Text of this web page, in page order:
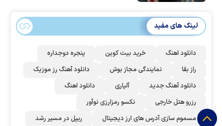
لینک های مفید
دانلود اهنگ خرید بیت کوین
پنجره دوجداره
راز بقا
نمایندگی مجاز بوش
دانلود آهنگ رز‌ موزیک
دانلود آهنگ جدید
آلپاری
دانلود اهنگ
رزرو هتل خارجی
نکسو رمزارزی نوآور
مسموم سازی آدرس های ارز دیجیتال
ریپل در مسیر رشد